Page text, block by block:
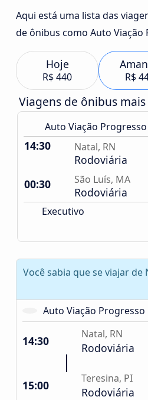
Aqui está uma lista das
de ônibus como Auto
Hoje
R$ 440 R$
Viagens de ônibus
Auto Viação Progresso
14:30 Natal, RN
Rodoviária
00:30
São Luís, MA
Rodoviária
Executivo
Você sabia que se viajar de
Auto Viação Progresso
14:30 Natal, RN
Rodoviária
15:00 Teresina, PI
Rodoviária